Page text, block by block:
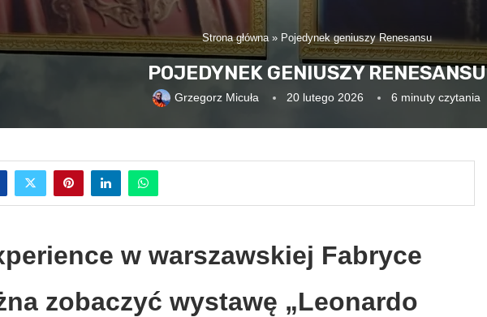
Strona główna» Pojedynek geniuszy Renesansu
POJEDYNEK GENIUSZY RENESANSU
Grzegorz Micuła 20 lutego 2026 6 minuty czytania
w warszawskiej Fabryce
zobaczyć wystawę „Leonardo